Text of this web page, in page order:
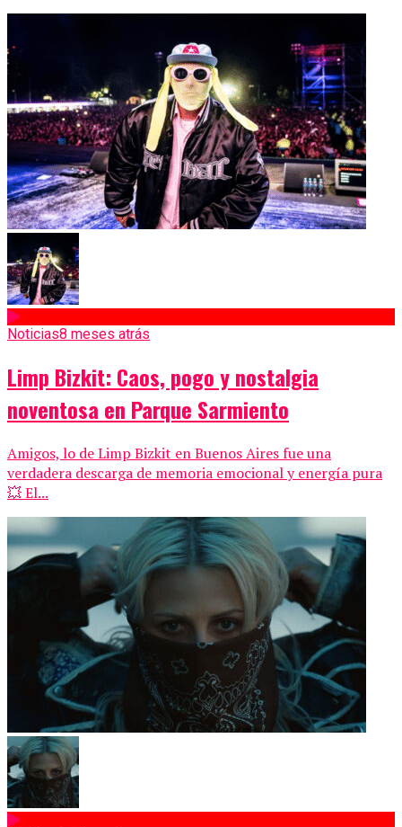
Noticias8 meses atrás
Limp Bizkit: Caos, pogo y nostalgia
noventosa en Parque Sarmiento
Amigos, lo de Limp Bizkit en Buenos Aires fue una
verdadera descarga de memoria emocional y energía pura
💥 El...